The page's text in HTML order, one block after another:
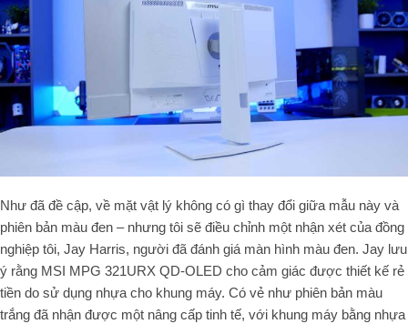
Như đã đề cập, về mặt vật lý không có gì thay đổi giữa mẫu này và
phiên bản màu đen – nhưng tôi sẽ điều chỉnh một nhận xét của đồng
nghiệp tôi, Jay Harris, người đã đánh giá màn hình màu đen. Jay lưu
ý rằng MSI MPG 321URX QD-OLED cho cảm giác được thiết kế rẻ
tiền do sử dụng nhựa cho khung máy. Có vẻ như phiên bản màu
trắng đã nhận được một nâng cấp tinh tế, với khung máy bằng nhựa